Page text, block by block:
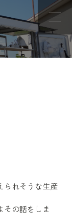
られそうな生産
の話をしま